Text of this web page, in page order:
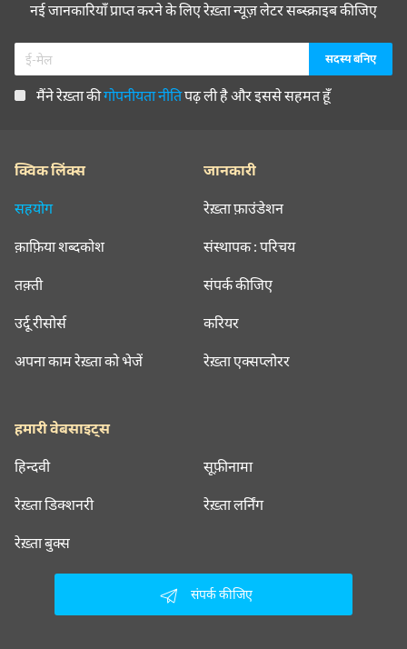
नई जानकारियाँ प्राप्त करने के लिए रेख़्ता न्यूज़ लेटर सब्स्क्राइब कीजिए
मैंने रेख़्ता कीगोपनीयता नीतिपढ़ ली है और इससे सहमत हूँ
क्विक लिंक्स
सहयोग
क़ाफ़िया शब्दकोश
तक़्ती
उर्दू रीसोर्स
अपना काम रेख़्ता को भेजें
जानकारी
रेख़्ता फ़ाउंडेशन
संस्थापक : परिचय
संपर्क कीजिए
करियर
रेख़्ता एक्सप्लोरर
हमारी वेबसाइट्स
हिन्दवी सूफ़ीनामा
रेख़्ता डिक्शनरी रेख़्ता लर्निंग
रेख़्ता बुक्स
संपर्क कीजिए